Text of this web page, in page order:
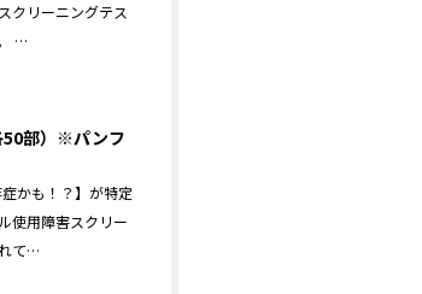
クリーニングテス
…
50部）※パンフ
かも！？】が特定
使用障害スクリー
て…